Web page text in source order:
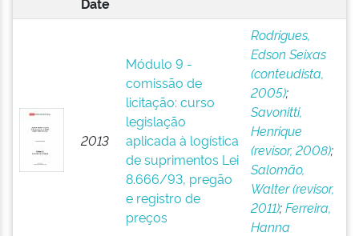
2013
Módulo 9 -
comissão de
licitação: curso
legislação
aplicada à logística
de suprimentos Lei
8.666/93, pregão
e registro de
preços
Rodrigues,
Edson Seixas
(conteudista,
2005);
Savonitti,
Henrique
(revisor, 2008);
Salomão,
Walter (revisor,
2011);Ferreira,
Hanna